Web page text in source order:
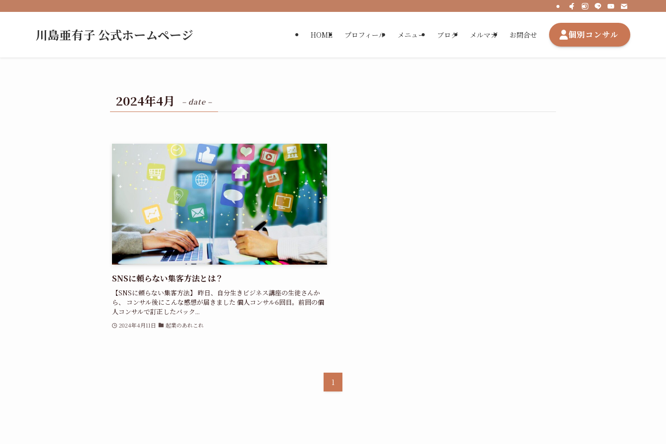
川島亜有子 公式ホームページ HOME プロフィール メニュー ブログ メルマガ お問合せ 個別コンサル
2024年4月 – date –
SNSに頼らない集客方法とは？
【SNSに頼らない集客方法】 昨日、自分生きビジネス講座の生徒さんか
ら、 コンサル後にこんな感想が届きました 個人コンサル6回目。前回の個
人コンサルで訂正したバック...
2024年4月11日 起業のあれこれ
1